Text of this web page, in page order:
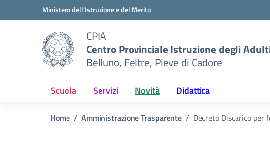
Vai ai contenuti
Vai al menu di navigazioneMinistero dell'Istruzione e del Merito
CPIA
Centro Provinciale Istruzione degli Adulti
Belluno, Feltre, Pieve di Cadore
Scuola Servizi Novità Didattica
Home Amministrazione Trasparente Decreto Discarico